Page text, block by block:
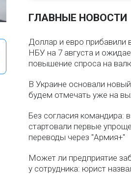
ГЛАВНЫЕ НОВОСТИ
Доллар и евро прибавили
НБУ на 7 августа и
повышение спроса на
В Украине основали
будем отмечать уже на
Без согласия командира:
стартовали первые
переводы через "Армия+"
Может ли предприятие
у сотрудника: юрист